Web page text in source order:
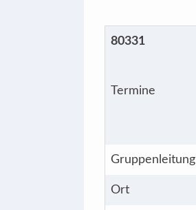
80331
Termine
Gruppenleitung
Ort